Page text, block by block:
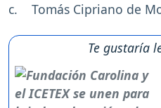
c. Tomás Cipriano de
Te gustaría